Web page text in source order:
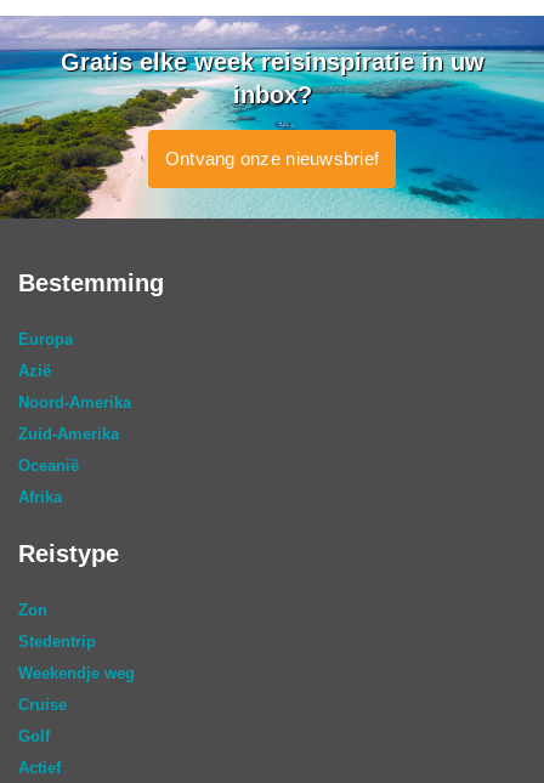
Gratis elke week reisinspiratie in uw
inbox?
Ontvang onze nieuwsbrief
Bestemming
Europa
Azië
Noord-Amerika
Zuid-Amerika
Oceanië
Afrika
Reistype
Zon
Stedentrip
Weekendje weg
Cruise
Golf
Actief